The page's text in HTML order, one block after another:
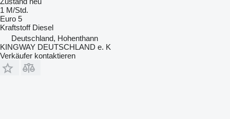
1 M/Std.
Euro 5
Kraftstoff Diesel
Deutschland, Hohenthann
KINGWAY DEUTSCHLAND e. K
Verkäufer kontaktieren